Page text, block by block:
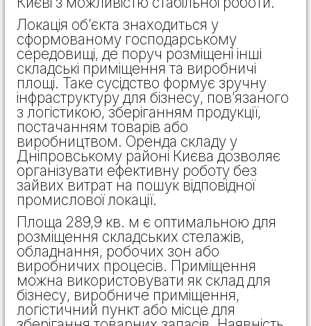
Локація об’єкта знаходиться у
сформованому господарському
середовищі, де поруч розміщені інші
складські приміщення та виробничі
площі. Таке сусідство формує зручну
інфраструктуру для бізнесу, пов’язаного
з логістикою, зберіганням продукції,
постачанням товарів або
виробництвом. Оренда складу у
Дніпровському районі Києва дозволяє
організувати ефективну роботу без
зайвих витрат на пошук відповідної
промислової локації.
Площа 289,9 кв. м є оптимальною для
розміщення складських стелажів,
обладнання, робочих зон або
виробничих процесів. Приміщення
можна використовувати як склад для
бізнесу, виробниче приміщення,
логістичний пункт або місце для